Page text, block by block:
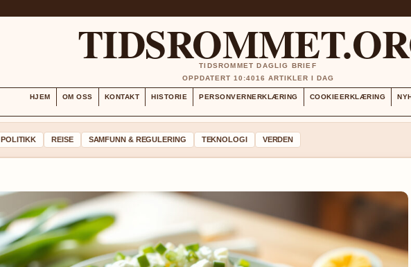
TIDSROMMET DAGLIG BRIEF
OPPDATERT 10:4016 ARTIKLER I DAG
HJEM OM OSS KONTAKT HISTORIE PERSONVERNERKLÆRING COOKIEERKLÆRING
POLITIKK REISE SAMFUNN & REGULERING TEKNOLOGI VERDEN